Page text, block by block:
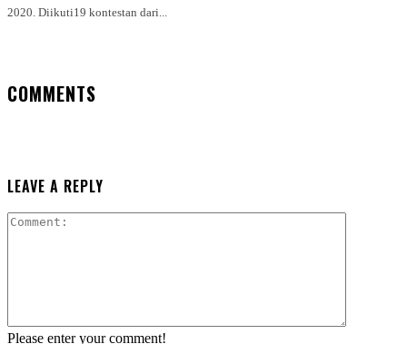
2020. Diikuti19 kontestan dari...
COMMENTS
LEAVE A REPLY
Please enter your comment!